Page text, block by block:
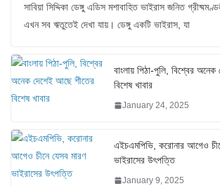
সাবিয়া সিদ্দিকা ডেঙ্গু এডিস মশাবাহিত ভাইরাস জনিত
এখন সব ঋতুতেই দেখা যায়। ডেঙ্গু একটি ভাইরাস, যা
বাংলায় পিঠা-পুলি, বিশ্বের
বিশেষ খাবার
January 24, 2025
এইচএমপিভি, করোনার আগেও
ভাইরাসের উৎপত্তি
January 9, 2025